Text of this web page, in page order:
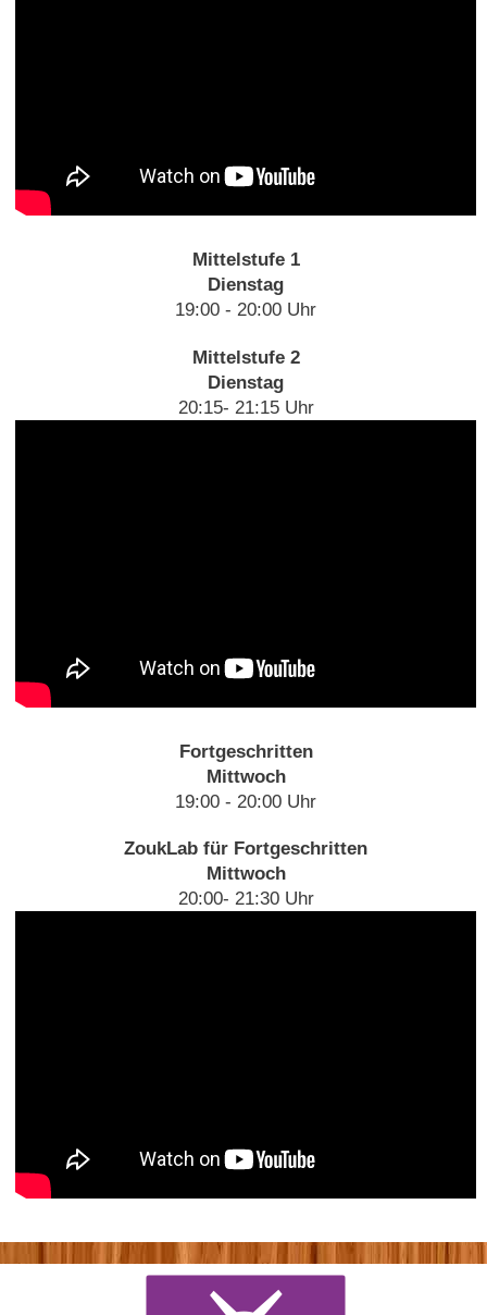
Mittelstufe 1
Dienstag
19:00 - 20:00 Uhr
Mittelstufe 2
Dienstag
20:15- 21:15 Uhr
Fortgeschritten
Mittwoch
19:00 - 20:00 Uhr
ZoukLab für Fortgeschritten
Mittwoch
20:00- 21:30 Uhr